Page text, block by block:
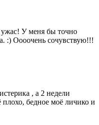
У меня бы точно
:) Оооочень сочувствую!!!
, а 2 недели
бедное моё личико и